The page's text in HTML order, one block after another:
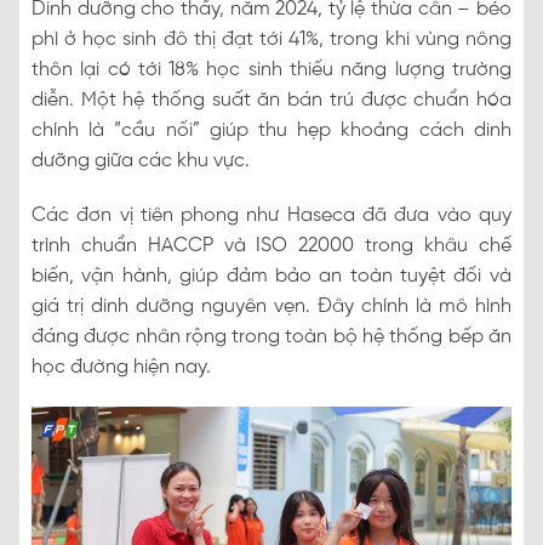
Dinh dưỡng cho thấy, năm 2024, tỷ lệ thừa cân – béo
phì ở học sinh đô thị đạt tới 41%, trong khi vùng nông
thôn lại có tới 18% học sinh thiếu năng lượng trường
diễn. Một hệ thống suất ăn bán trú được chuẩn hóa
chính là “cầu nối” giúp thu hẹp khoảng cách dinh
dưỡng giữa các khu vực.
Các đơn vị tiên phong như Haseca đã đưa vào quy
trình chuẩn HACCP và ISO 22000 trong khâu chế
biến, vận hành, giúp đảm bảo an toàn tuyệt đối và
giá trị dinh dưỡng nguyên vẹn. Đây chính là mô hình
đáng được nhân rộng trong toàn bộ hệ thống bếp ăn
học đường hiện nay.